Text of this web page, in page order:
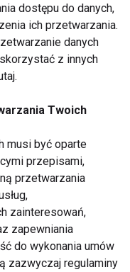
nie musi być
- 9 sposobów na
odchudzanie
dostępu do danych,
ich przetwarzania.
danych
z innych
Twoich
musi być oparte
przepisami,
przetwarzania
zainteresowań,
zapewniania
do wykonania umów
zazwyczaj regulaminy